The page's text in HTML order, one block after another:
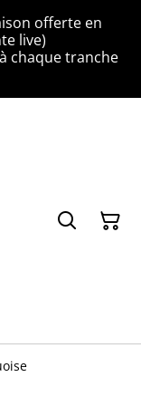
offerte en
live)
chaque tranche